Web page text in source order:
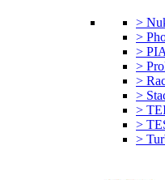
>
>
>
>
>
>
>
>
>